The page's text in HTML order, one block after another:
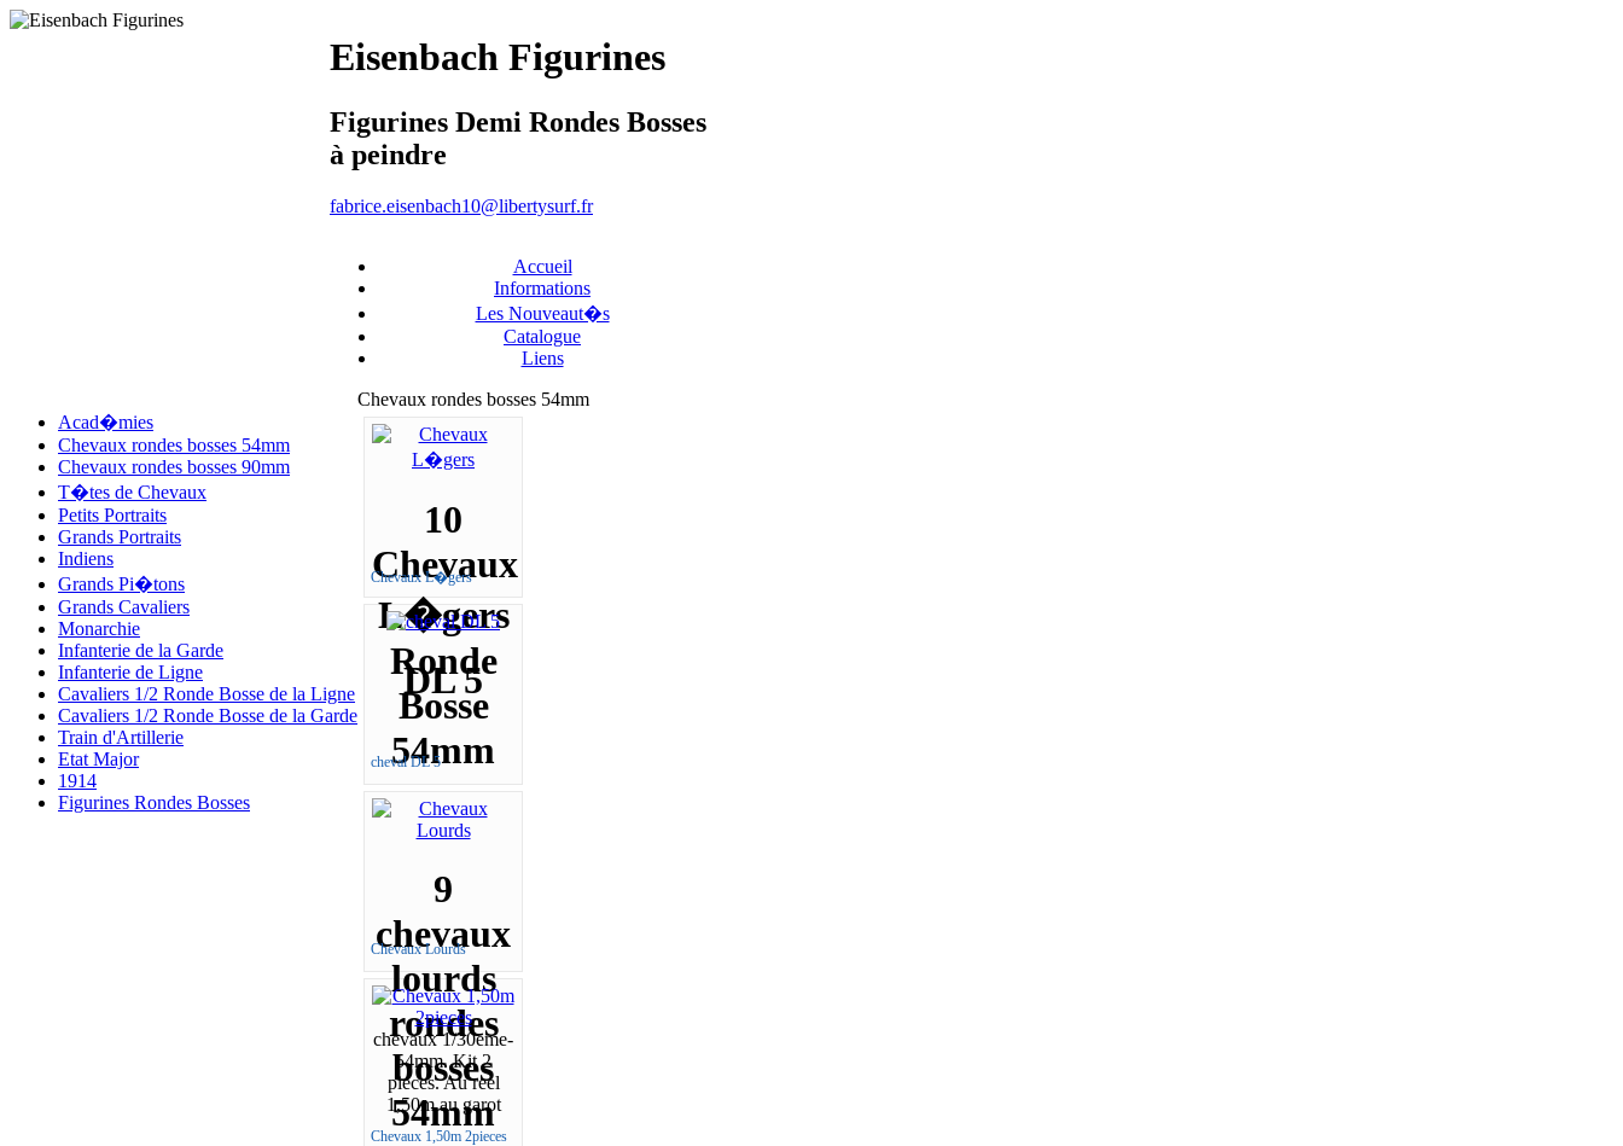
Eisenbach Figurines
Figurines Demi Rondes Bosses
à peindre
fabrice.eisenbach10@libertysurf.fr
Accueil
Informations
Les Nouveaut�s
Catalogue
Liens
Acad�mies
Chevaux rondes bosses 54mm
Chevaux rondes bosses 90mm
T�tes de Chevaux
Petits Portraits
Grands Portraits
Indiens
Grands Pi�tons
Grands Cavaliers
Monarchie
Infanterie de la Garde
Infanterie de Ligne
Cavaliers 1/2 Ronde Bosse de la Ligne
Cavaliers 1/2 Ronde Bosse de la Garde
Train d'Artillerie
Etat Major
1914
Figurines Rondes Bosses
Chevaux rondes bosses 54mm
10
Chevaux
L�gers
Ronde
Bosse
54mm
Chevaux L�gers
DL 5
cheval DL 5
9
chevaux
lourds
rondes
bosses
54mm
Chevaux Lourds
chevaux 1/30eme-
54mm. Kit 2
pieces. Au reel
1,50m au garot
Chevaux 1,50m 2pieces